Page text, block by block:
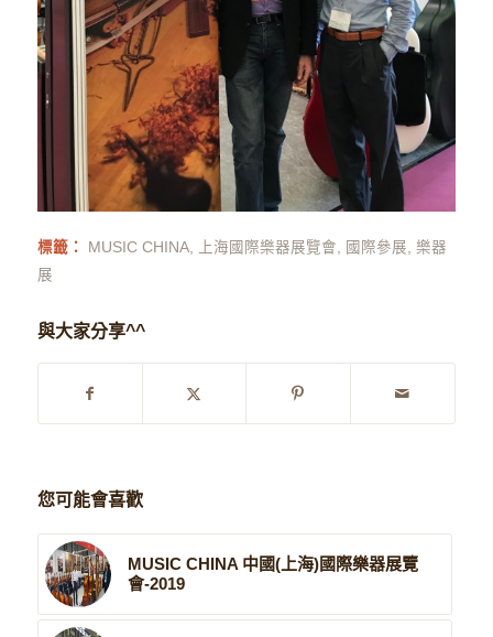
標籤： MUSIC CHINA, 上海國際樂器展覽會, 國際參展, 樂器
展
與大家分享^^
您可能會喜歡
MUSIC CHINA 中國(上海)國際樂器展覽
會-2019